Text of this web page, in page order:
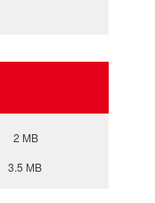
2 MB
3.5 MB